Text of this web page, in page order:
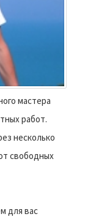
мастера
работ.
несколько
свободных
для вас